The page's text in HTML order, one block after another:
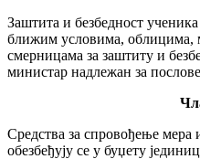
Заштита и безбедност ученика
ближим условима, облицима,
смерницама за заштиту и
министар надлежан за
Средства за спровођење мера
обезбеђују се у буџету